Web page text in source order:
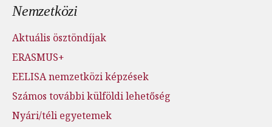
Nemzetközi
Aktuális ösztöndíjak
ERASMUS+
EELISA nemzetközi képzések
Számos további külföldi lehetőség
Nyári/téli egyetemek